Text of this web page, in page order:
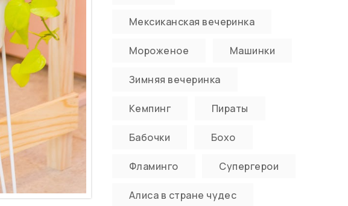
Мексиканская вечеринка
Мороженое Машинки
Зимняя вечеринка
Кемпинг Пираты
Бабочки Бохо
Фламинго Супергерои
Алиса в стране чудес